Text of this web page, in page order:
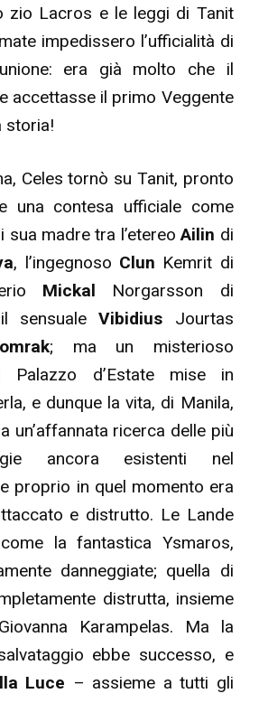
zio Lacros e le leggi di Tanit
impedissero l’ufficialità di
era già molto che il
accettasse il primo Veggente
storia!
Celes tornò su Tanit, pronto
una contesa ufficiale come
sua madre tra l’etereoAilin di
, l’ingegnoso Clun Kemrit di
Mickal Norgarsson di
sensualeVibidius Jourtas
; ma un misterioso
Palazzo d’Estate mise in
e dunque la vita, di Manila,
un’affannata ricerca delle più
ancora esistenti nel
proprio in quel momento era
e distrutto. Le Lande
la fantastica Ysmaros,
danneggiate; quella di
distrutta, insieme
Karampelas. Ma la
ebbe successo, e
Luce – assieme a tutti gli